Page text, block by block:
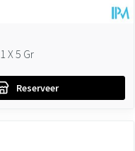
X 5 Gr
Reserveer